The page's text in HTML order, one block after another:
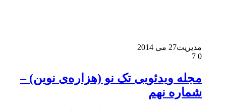
مدیریت27 می 2014
0
مجله ویدئویی تک نو (هزاره‌ی نوین) –
شماره نهم